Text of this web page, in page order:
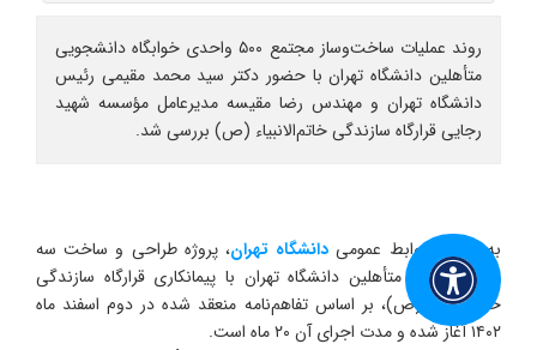
روند عملیات ساخت‌وساز مجتمع ۵۰۰ واحدی خوابگاه دانشجویی
متأهلین دانشگاه تهران با حضور دکتر سید محمد مقیمی رئیس
دانشگاه تهران و مهندس رضا مقیسه مدیرعامل مؤسسه شهید
رجایی قرارگاه سازندگی خاتم‌الانبیاء (ص) بررسی شد.
به گزارش روابط عمومی دانشگاه تهران، پروژه طراحی و ساخت سه
بلوک خوابگاه متأهلین دانشگاه تهران با پیمانکاری قرارگاه سازندگی
خاتم الانبیا (ص)، بر اساس تفاهم‌نامه منعقد شده در دوم اسفند ماه
۱۴۰۲ آغاز شده و مدت اجرای آن ۲۰ ماه است.